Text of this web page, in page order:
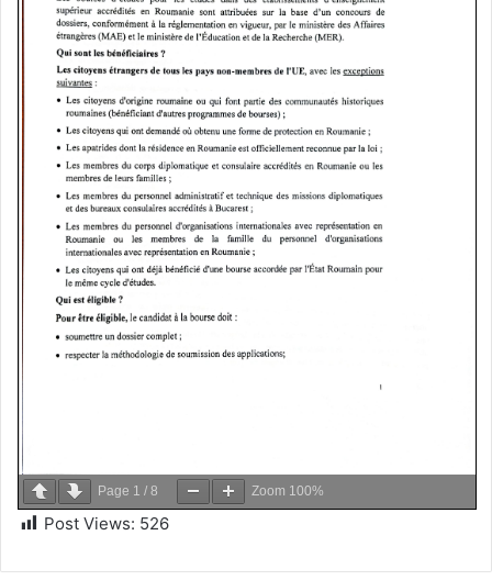
Page 1 / 8 Zoom 100%
Post Views: 526